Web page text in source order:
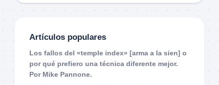
Artículos populares
Los fallos del «temple index» [arma a la sien] o
por qué prefiero una técnica diferente mejor.
Por Mike Pannone.